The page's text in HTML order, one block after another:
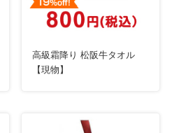
高級霜降り 松阪牛タオル
【現物】